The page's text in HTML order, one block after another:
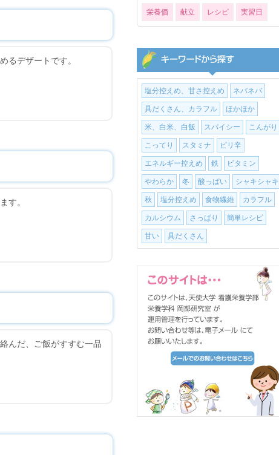
るデザートです。
す。
んだ、ご飯がすすむ一品
栄養価 献立 レシピ 実習日
塩分控えめ、甘さ控えめ ネバネバ
具だくさん、カラフル ほかほか
米、白米、白飯 スパイシー こんがり
こってり スタミナ ピリ辛
エネルギー控えめ 鉄 ビタミン
やわらか 冬 酸っぱい シャキシャキ
秋 塩分控えめ 食物繊維 カラフル
カルシウム さっぱり 簡単レシピ
甘い 具だくさん